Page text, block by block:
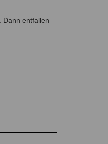
Dann entfallen